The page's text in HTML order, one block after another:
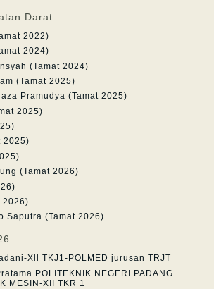
Darat
2022)
2024)
(Tamat 2024)
(Tamat 2025)
Pramudya (Tamat 2025)
2025)
2025)
(Tamat 2026)
2026)
Saputra (Tamat 2026)
Xll TKJ1-POLMED jurusan TRJT
POLITEKNIK NEGERI PADANG
MESIN-XII TKR 1